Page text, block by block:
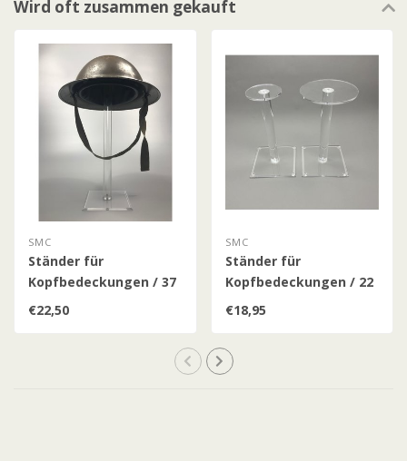
Wird oft zusammen gekauft
SMC
Ständer für
Kopfbedeckungen / 37
cm
€22,50
SMC
Ständer für
Kopfbedeckungen / 22
cm
€18,95